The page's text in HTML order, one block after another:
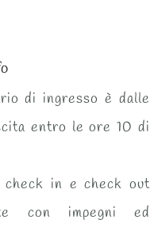
di ingresso è dalle
entro le ore 10 di
check in e check out
con impegni ed